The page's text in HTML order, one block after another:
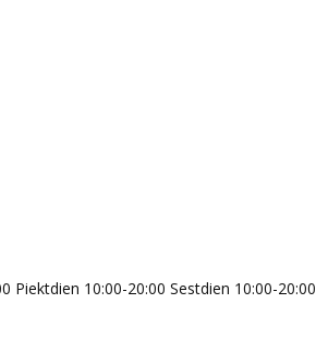
Piektdien 10:00-20:00 Sestdien 10:00-20:00